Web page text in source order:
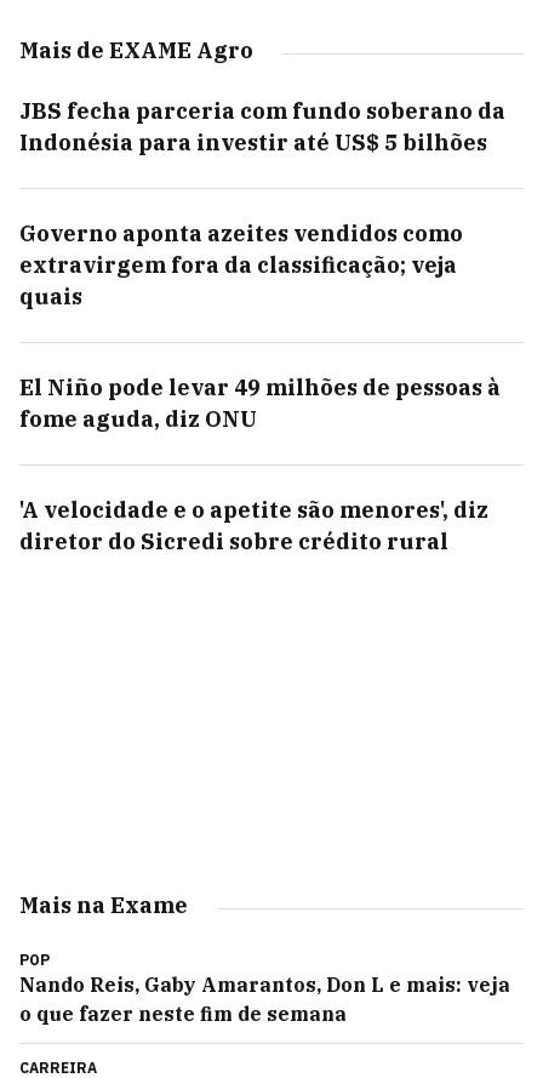
Mais de EXAME Agro
JBS fecha parceria com fundo soberano da
Indonésia para investir até US$ 5 bilhões
Governo aponta azeites vendidos como
extravirgem fora da classificação; veja
quais
El Niño pode levar 49 milhões de pessoas à
fome aguda, diz ONU
'A velocidade e o apetite são menores', diz
diretor do Sicredi sobre crédito rural
Mais na Exame
POP
Nando Reis, Gaby Amarantos, Don L e mais: veja
o que fazer neste fim de semana
CARREIRA